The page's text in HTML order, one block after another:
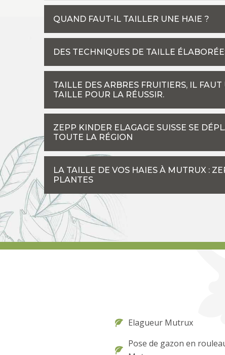
QUAND FAUT-IL TAILLER UNE HAIE ?
DES TECHNIQUES DE TAILLE
TAILLE DES ARBRES FRUITIERS, IL
TAILLE POUR LA RÉUSSIR.
ZEPP KINDER ELAGAGE SUISSE SE
TOUTE LA RÉGION
LA TAILLE DE VOS HAIES À MUTRUX :
PLANTES
Elagueur Mutrux
Pose de gazon en